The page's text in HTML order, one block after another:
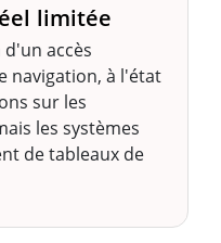
limitée
accès
navigation, à l'état
sur les
les systèmes
de tableaux de